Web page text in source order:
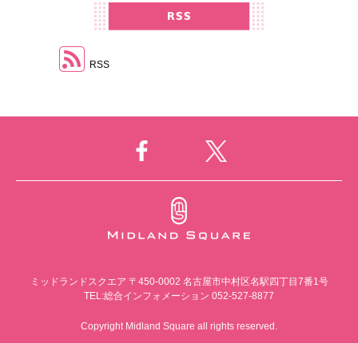
RSS
ミッドランドスクエア 〒450-0002 名古屋市中村区名駅四丁目7番1号
TEL:総合インフォメーション 052-527-8877
Copyright Midland Square all rights reserved.